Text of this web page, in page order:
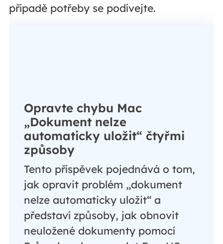
případě potřeby se podívejte.
Opravte chybu Mac
„Dokument nelze
automaticky uložit“ čtyřmi
způsoby
Tento příspěvek pojednává o tom,
jak opravit problém „dokument
nelze automaticky uložit“ a
představí způsoby, jak obnovit
neuložené dokumenty pomocí